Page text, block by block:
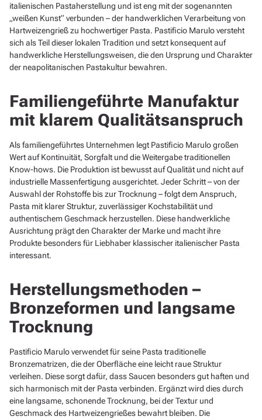
italienischen Pastaherstellung und ist eng mit der sogenannten
„weißen Kunst“ verbunden – der handwerklichen Verarbeitung von
Hartweizengrieß zu hochwertiger Pasta. Pastificio Marulo versteht
sich als Teil dieser lokalen Tradition und setzt konsequent auf
handwerkliche Herstellungsweisen, die den Ursprung und Charakter
der neapolitanischen Pastakultur bewahren.
Familiengeführte Manufaktur
mit klarem Qualitätsanspruch
Als familiengeführtes Unternehmen legt Pastificio Marulo großen
Wert auf Kontinuität, Sorgfalt und die Weitergabe traditionellen
Know-hows. Die Produktion ist bewusst auf Qualität und nicht auf
industrielle Massenfertigung ausgerichtet. Jeder Schritt – von der
Auswahl der Rohstoffe bis zur Trocknung – folgt dem Anspruch,
Pasta mit klarer Struktur, zuverlässiger Kochstabilität und
authentischem Geschmack herzustellen. Diese handwerkliche
Ausrichtung prägt den Charakter der Marke und macht ihre
Produkte besonders für Liebhaber klassischer italienischer Pasta
interessant.
Herstellungsmethoden –
Bronzeformen und langsame
Trocknung
Pastificio Marulo verwendet für seine Pasta traditionelle
Bronzematrizen, die der Oberfläche eine leicht raue Struktur
verleihen. Diese sorgt dafür, dass Saucen besonders gut haften und
sich harmonisch mit der Pasta verbinden. Ergänzt wird dies durch
eine langsame, schonende Trocknung, bei der Textur und
Geschmack des Hartweizengrießes bewahrt bleiben. Die